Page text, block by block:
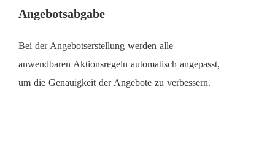
Angebotsabgabe
Bei der Angebotserstellung werden alle
anwendbaren Aktionsregeln automatisch angepasst,
um die Genauigkeit der Angebote zu verbessern.